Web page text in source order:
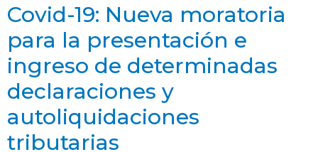
Covid-19: Nueva moratoria
para la presentación e
ingreso de determinadas
declaraciones y
autoliquidaciones
tributarias